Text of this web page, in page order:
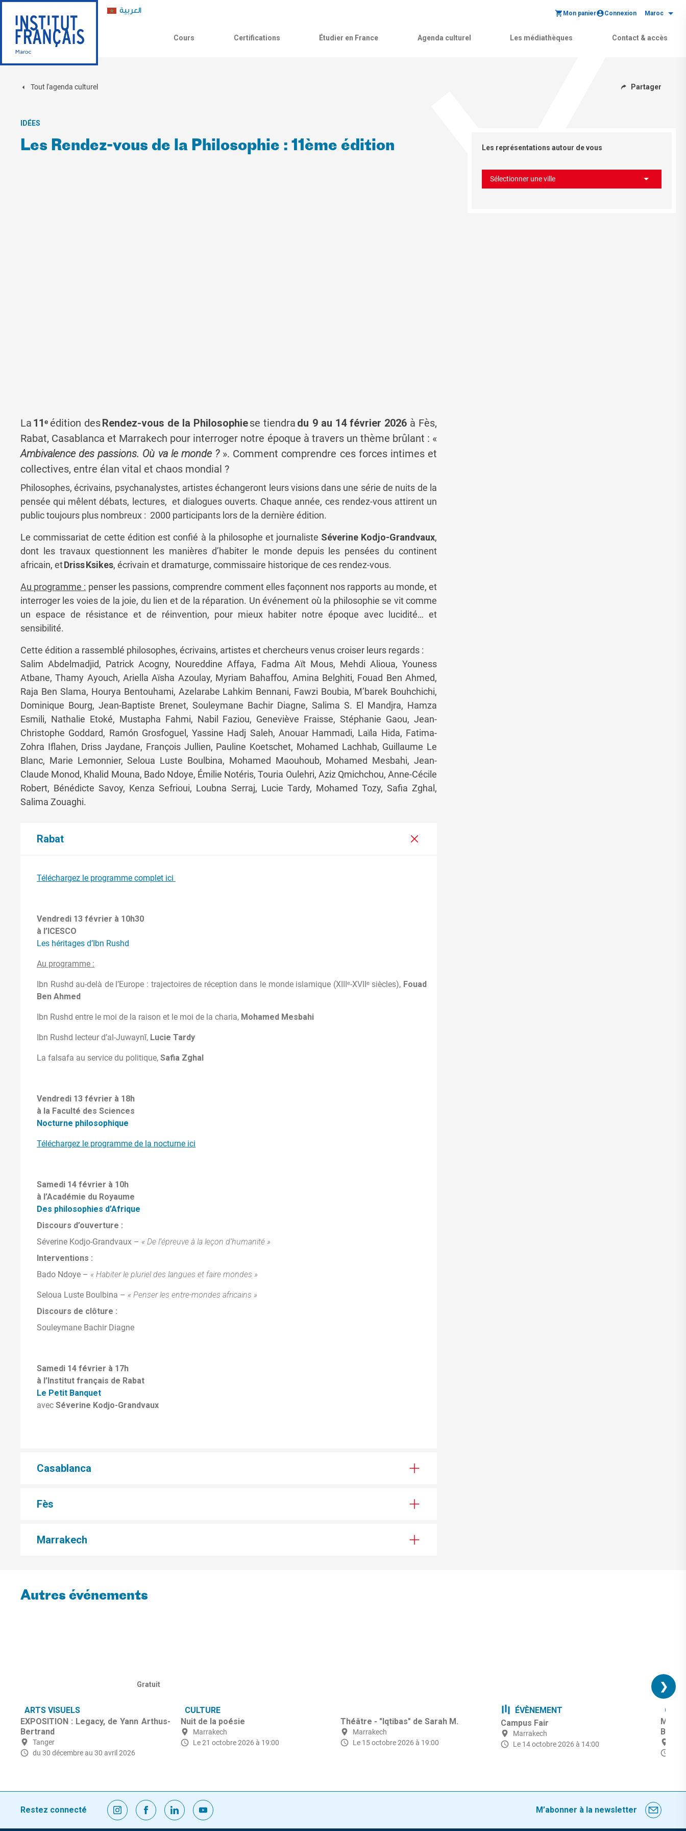
العربية Mon panier Connexion Maroc
Cours Certifications Étudier en France Agenda culturel Les médiathèques Contact & accès
Tout l'agenda culturel Partager
IDÉES
Les Rendez-vous de la Philosophie : 11ème édition
La 11ᵉ édition desRendez-vous de la Philosophiese tiendra du 9 au 14 février 2026à Fès,
Rabat, Casablanca et Marrakech pour interroger notre époque à travers un thème brûlant : «
Ambivalence des passions. Où va le monde ? ». Comment comprendre ces forces intimes et
collectives, entre élan vital et chaos mondial ?
Philosophes, écrivains, psychanalystes, artistes échangeront leurs visions dans une série de nuits de la
pensée qui mêlent débats, lectures, et dialogues ouverts. Chaque année, ces rendez-vous attirent un
public toujours plus nombreux : 2000 participants lors de la dernière édition.
Le commissariat de cette édition est confié à la philosophe et journaliste Séverine Kodjo-Grandvaux,
dont les travaux questionnent les manières d’habiter le monde depuis les pensées du continent
africain, etDriss Ksikes, écrivain et dramaturge, commissaire historique de ces rendez-vous.
Au programme : penser les passions, comprendre comment elles façonnent nos rapports au monde, et
interroger les voies de la joie, du lien et de la réparation. Un événement où la philosophie se vit comme
un espace de résistance et de réinvention, pour mieux habiter notre époque avec lucidité… et
sensibilité.
Cette édition a rassemblé philosophes, écrivains, artistes et chercheurs venus croiser leurs regards :
Salim Abdelmadjid, Patrick Acogny, Noureddine Affaya, Fadma Aït Mous, Mehdi Alioua, Youness
Atbane, Thamy Ayouch, Ariella Aïsha Azoulay, Myriam Bahaffou, Amina Belghiti, Fouad Ben Ahmed,
Raja Ben Slama, Hourya Bentouhami, Azelarabe Lahkim Bennani, Fawzi Boubia, M’barek Bouhchichi,
Dominique Bourg, Jean-Baptiste Brenet, Souleymane Bachir Diagne, Salima S. El Mandjra, Hamza
Esmili, Nathalie Etoké, Mustapha Fahmi, Nabil Faziou, Geneviève Fraisse, Stéphanie Gaou, Jean-
Christophe Goddard, Ramón Grosfoguel, Yassine Hadj Saleh, Anouar Hammadi, Laïla Hida, Fatima-
Zohra Iflahen, Driss Jaydane, François Jullien, Pauline Koetschet, Mohamed Lachhab, Guillaume Le
Blanc, Marie Lemonnier, Seloua Luste Boulbina, Mohamed Maouhoub, Mohamed Mesbahi, Jean-
Claude Monod, Khalid Mouna, Bado Ndoye, Émilie Notéris, Touria Oulehri, Aziz Qmichchou, Anne-Cécile
Robert, Bénédicte Savoy, Kenza Sefrioui, Loubna Serraj, Lucie Tardy, Mohamed Tozy, Safia Zghal,
Salima Zouaghi.
Rabat
Téléchargez le programme complet ici
Vendredi 13 février à 10h30
à l’ICESCO
Les héritages d’Ibn Rushd
Au programme :
Ibn Rushd au-delà de l’Europe : trajectoires de réception dans le monde islamique (XIIIᵉ-XVIIᵉ siècles), Fouad
Ben Ahmed
Ibn Rushd entre le moi de la raison et le moi de la charia, Mohamed Mesbahi
Ibn Rushd lecteur d’al-Juwaynī, Lucie Tardy
La falsafa au service du politique, Safia Zghal
Vendredi 13 février à 18h
à la Faculté des Sciences
Nocturne philosophique
Téléchargez le programme de la nocturne ici
Samedi 14 février à 10h
à l’Académie du Royaume
Des philosophies d’Afrique
Discours d’ouverture :
Séverine Kodjo-Grandvaux – « De l’épreuve à la leçon d’humanité »
Interventions :
Bado Ndoye – « Habiter le pluriel des langues et faire mondes »
Seloua Luste Boulbina – « Penser les entre-mondes africains »
Discours de clôture :
Souleymane Bachir Diagne
Samedi 14 février à 17h
à l’Institut français de Rabat
Le Petit Banquet
avec Séverine Kodjo-Grandvaux
Casablanca
Fès
Marrakech
Les représentations autour de vous
Sélectionner une ville
Autres événements
Gratuit
ARTS VISUELS
EXPOSITION : Legacy, de Yann Arthus-
Bertrand
Tanger
du 30 décembreau 30 avril 2026
CULTURE
Nuit de la poésie
Marrakech
Le 21 octobre 2026 à 19:00
Théâtre - "Iqtibas" de Sarah M.
Marrakech
Le 15 octobre 2026 à 19:00
ÉVÈNEMENT
Campus Fair
Marrakech
Le 14 octobre 2026 à 14:00
❯
Restez connecté M’abonner à la newsletter